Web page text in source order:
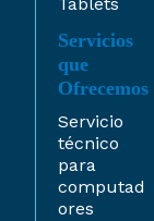
Tablets
Servicios
que
Ofrecemos
Servicio
técnico
para
computad
ores